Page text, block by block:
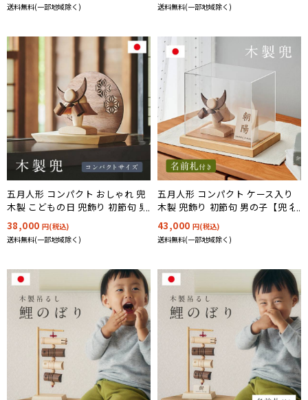
送料無料(一部地域除く)
送料無料(一部地域除く)
五月人形 コンパクト おしゃれ 兜
木製 こどもの日 兜飾り 初節句 男
の子【木製兜 3点セット】3タイ
プ対応
38,000 円(税込)
送料無料(一部地域除く)
五月人形 コンパクト ケース入り
木製 兜飾り 初節句 男の子【兜 名
前札 ケース 3点セット】3タイプ
対応
43,000 円(税込)
送料無料(一部地域除く)